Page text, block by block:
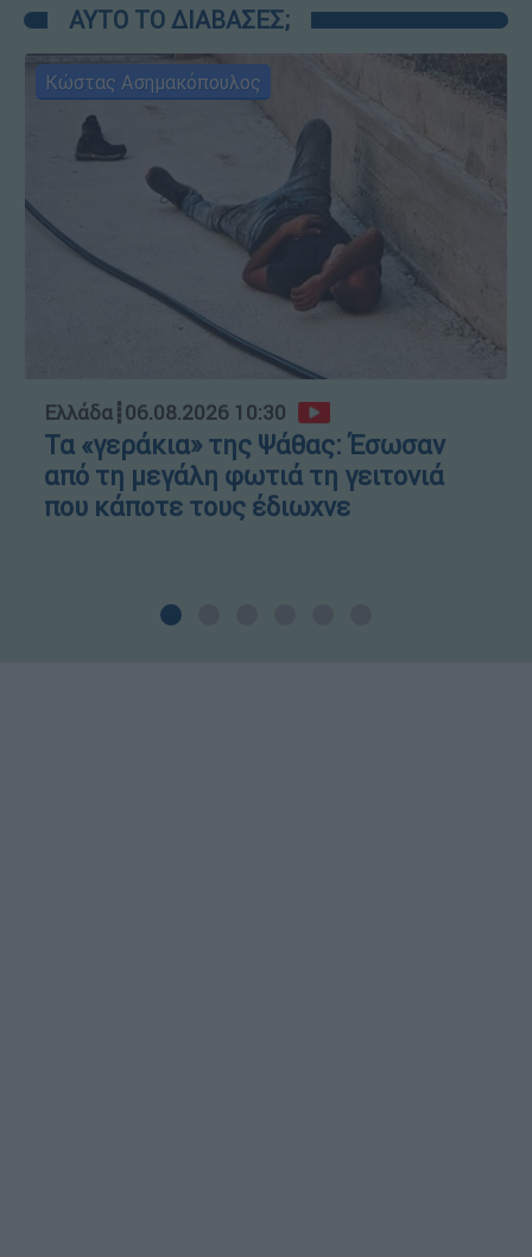
ΑΥΤΟ ΤΟ ΔΙΑΒΑΣΕΣ;
Κώστας Ασημακόπουλος
Ελλάδα┋06.08.2026 10:30
Τα «γεράκια» της Ψάθας: Έσωσαν
από τη μεγάλη φωτιά τη γειτονιά
που κάποτε τους έδιωχνε